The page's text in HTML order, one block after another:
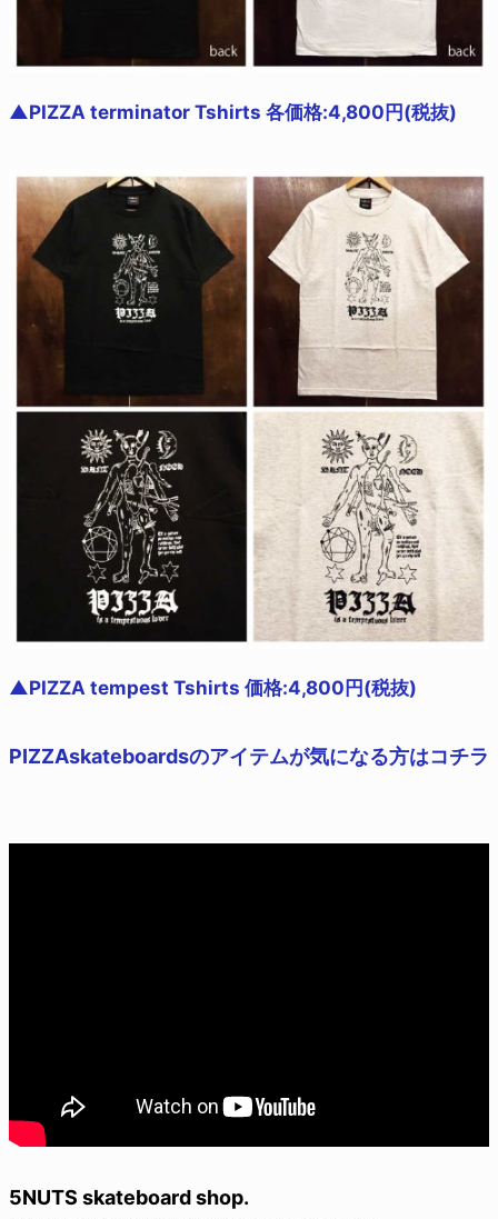
▲PIZZA terminator Tshirts 各価格:4,800円(税抜)
▲PIZZA tempest Tshirts 価格:4,800円(税抜)
PIZZAskateboardsのアイテムが気になる方はコチラ
5NUTS skateboard shop.